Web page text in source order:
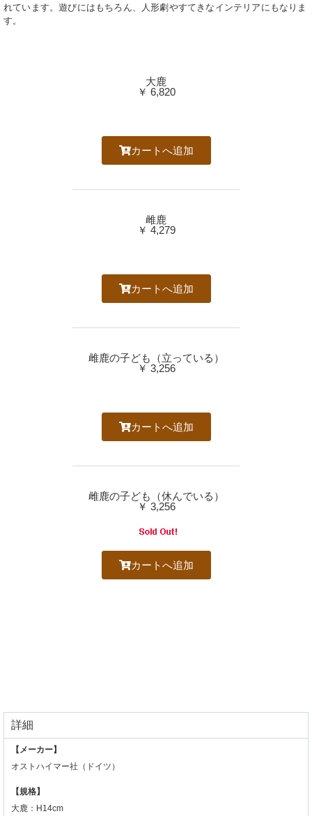
れています。遊びにはもちろん、人形劇やすてきなインテリアにもなりま
す。
大鹿
￥ 6,820
カートへ追加
雌鹿
￥ 4,279
カートへ追加
雌鹿の子ども（立っている）
￥ 3,256
カートへ追加
雌鹿の子ども（休んでいる）
￥ 3,256
カートへ追加
詳細
【メーカー】
オストハイマー社（ドイツ）
【規格】
大鹿：H14cm